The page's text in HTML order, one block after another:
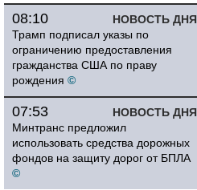
НОВОСТЬ ДНЯ
08:10
Трамп подписал указы по
ограничению предоставления
гражданства США по праву
рождения ©
НОВОСТЬ ДНЯ
07:53
Минтранс предложил
использовать средства дорожных
фондов на защиту дорог от БПЛА
©